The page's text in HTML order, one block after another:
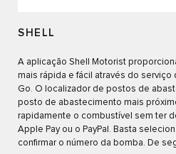
SHELL
A aplicação Shell Motorist
mais rápida e fácil através do serviço
Go. O localizador de postos de
posto de abastecimento mais
rapidamente o combustível sem ter
Apple Pay ou o PayPal. Basta
confirmar o número da bomba. De